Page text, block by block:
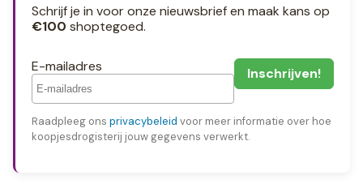
Schrijf je in voor onze nieuwsbrief en maak kans op
€100 shoptegoed.
E-mailadres
Raadpleeg ons privacybeleid voor meer informatie over hoe
koopjesdrogisterij jouw gegevens verwerkt.